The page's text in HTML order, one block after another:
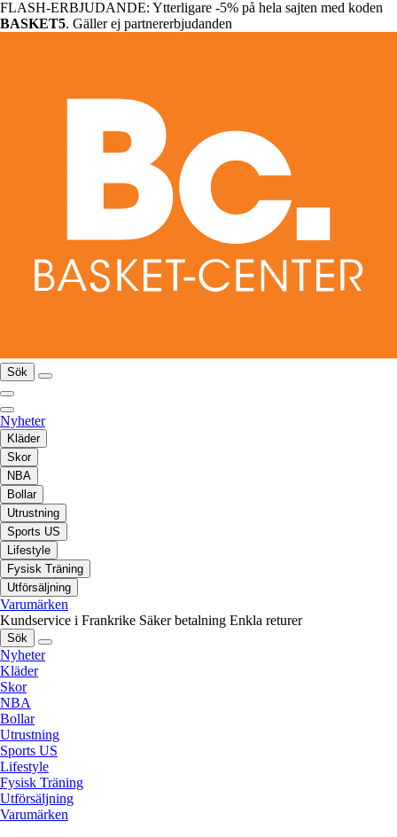
FLASH-ERBJUDANDE: Ytterligare -5% på hela sajten med koden
BASKET5. Gäller ej partnererbjudanden
Sök
Nyheter
Kläder
Skor
NBA
Bollar
Utrustning
Sports US
Lifestyle
Fysisk Träning
Utförsäljning
Varumärken
Kundservice i Frankrike Säker betalning Enkla returer
Sök
Nyheter
Kläder
Skor
NBA
Bollar
Utrustning
Sports US
Lifestyle
Fysisk Träning
Utförsäljning
Varumärken